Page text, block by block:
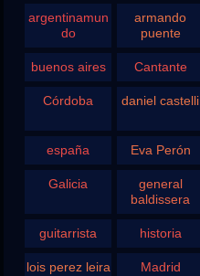
argentinamun
do
armando
puente
buenos aires Cantante
Córdoba daniel castelli
españa Eva Perón
Galicia
general
baldissera
guitarrista historia
lois perez leira Madrid